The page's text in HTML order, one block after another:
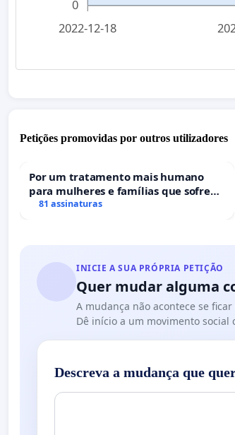
0
2022-12-18
Petições promovidas por outros utilizadores
Por um tratamento mais humano
para mulheres e famílias que sofrem
uma perda gestacional nos hospitais
81 assinaturas
INICIE A SUA PRÓPRIA PETIÇÃO
Quer mudar alguma
A mudança não acontece se ficar
Dê início a um movimento social
Descreva a mudança que